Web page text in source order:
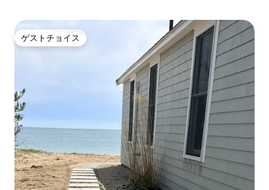
ゲストチョイス
ゲストチョイス